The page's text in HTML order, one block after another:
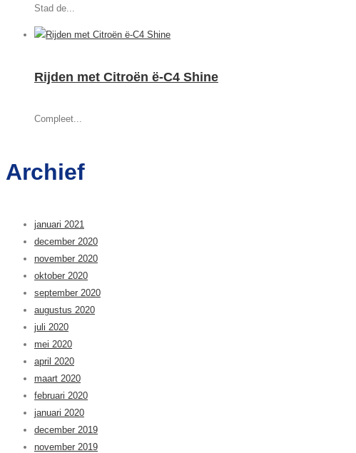
Stad de...
Rijden met Citroën ë-C4 Shine
Compleet...
Archief
januari 2021
december 2020
november 2020
oktober 2020
september 2020
augustus 2020
juli 2020
mei 2020
april 2020
maart 2020
februari 2020
januari 2020
december 2019
november 2019